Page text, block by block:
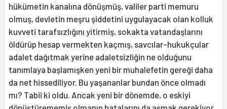
hükümetin kanalına dönüşmüş, valiler parti memuru
olmuş, devletin meşru şiddetini uygulayacak olan kolluk
kuvveti tarafsızlığını yitirmiş, sokakta vatandaşlarını
öldürüp hesap vermekten kaçmış, savcılar-hukukçular
adalet dağıtmak yerine adaletsizliğin ne olduğunu
tanımlaya başlamışken yeni bir muhalefetin gereği daha
da net hissediliyor. Bu yaşananlar bundan önce olmadı
mı? Tabii ki oldu. Ancak yeni bir dönemde, o eskiyi